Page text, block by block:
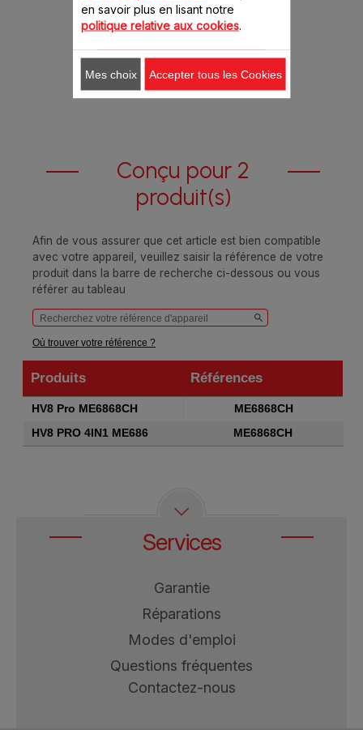
16.40 CHF
Ajouter au panier
Conçu pour 2
produit(s)
Afin de vous assurer que cet article est bien compatible
avec votre appareil, veuillez saisir la référence de votre
produit dans la barre de recherche ci-dessous ou vous
référer au tableau
Où trouver votre référence ?
Produits
Références
Produits
Références
HV8 Pro ME6868CH
ME6868CH
HV8 PRO 4IN1 ME686
ME6868CH
Services
Garantie
Réparations
Modes d'emploi
Questions fréquentes
Contactez-nous
en savoir plus en lisant notre
politique relative aux cookies.
Mes choix Accepter tous les Cookies